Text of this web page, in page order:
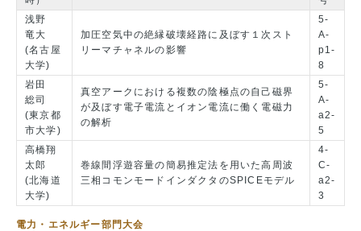
浅野
竜大
(名古屋
大学)
加圧空気中の絶縁破壊経路に及ぼす１次スト
リーマチャネルの影響
5-
A-
p1-
8
岩田
総司
(東京都
市大学)
真空アークにおける複数の陰極点の自己磁界
が及ぼす電子電流とイオン電流に働く電磁力
の解析
5-
A-
a2-
5
高橋翔
太郎
(北海道
大学)
巻線間浮遊容量の簡易推定法を用いた高周波
三相コモンモードインダクタのSPICEモデル
4-
C-
a2-
3
電力・エネルギー部門大会